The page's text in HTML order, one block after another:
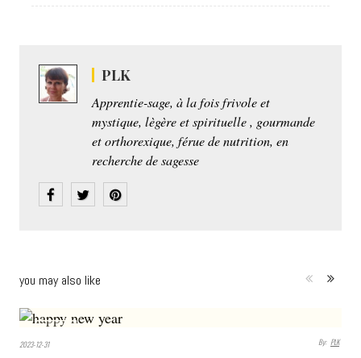
PLK
Apprentie-sage, à la fois frivole et
mystique, lègère et spirituelle , gourmande
et orthorexique, férue de nutrition, en
recherche de sagesse
you may also like
1443
VIEWS
2023-12-31 By: PLK